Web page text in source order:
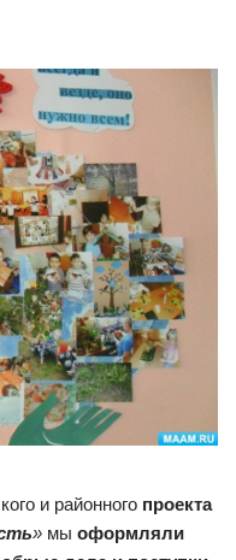
и районного проекта
» мы оформляли